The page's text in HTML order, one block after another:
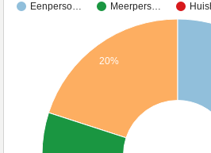
Eenperso… Meerpers…
20%